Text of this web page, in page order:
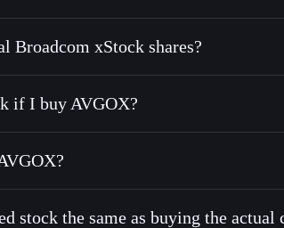
Solflare Wallet
Broadcom xStock shares?
if I buy AVGOX?
stock the same as buying the actual